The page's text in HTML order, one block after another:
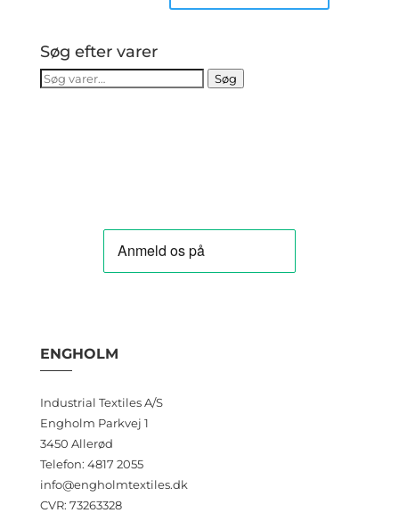
vare
Søg efter varer
Søg
Søg
ENGHOLM
Industrial Textiles A/S
Engholm Parkvej 1
3450 Allerød
Telefon: 4817 2055
info@engholmtextiles.dk
CVR: 73263328